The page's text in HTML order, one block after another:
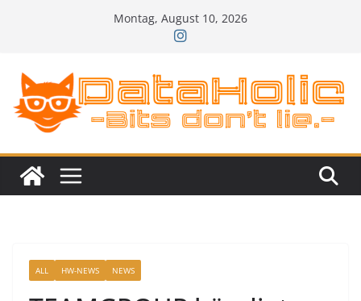
Montag, August 10, 2026
ALL HW-NEWS NEWS